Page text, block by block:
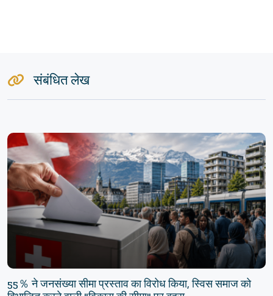
संबंधित लेख
55％ ने जनसंख्या सीमा प्रस्ताव का विरोध किया, स्विस समाज को